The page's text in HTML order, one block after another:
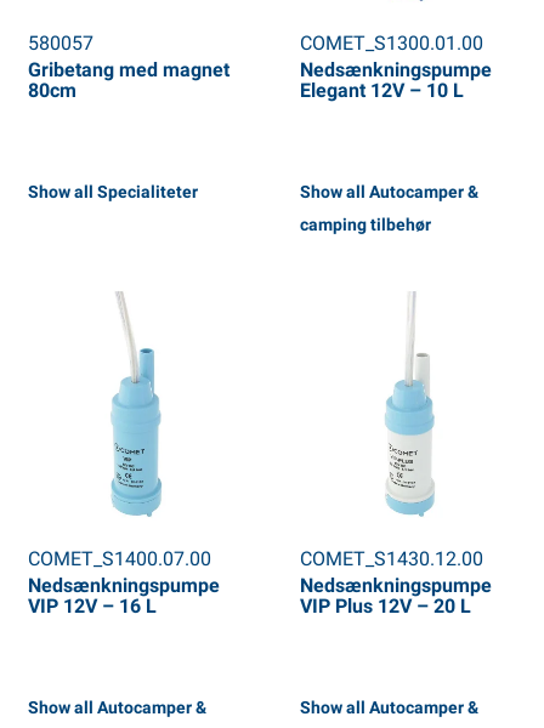
580057
Gribetang med magnet
80cm
Show all Specialiteter
COMET_S1300.01.00
Nedsænkningspumpe
Elegant 12V – 10 L
Show all Autocamper &
camping tilbehør
COMET_S1400.07.00
Nedsænkningspumpe
VIP 12V – 16 L
Show all Autocamper &
COMET_S1430.12.00
Nedsænkningspumpe
VIP Plus 12V – 20 L
Show all Autocamper &